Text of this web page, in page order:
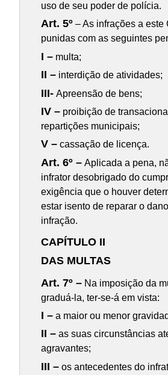
uso de seu poder de polícia.
Art. 5º – As infrações a este
punidas com as seguintes
I – multa;
II – interdição de atividades;
III- Apreensão de bens;
IV – proibição de
repartições municipais;
V – cassação de licença.
Art. 6º – Aplicada a pena,
infrator desobrigado do
exigência que o houver
estar isento de reparar o
infração.
CAPÍTULO II
DAS MULTAS
Art. 7º – Na imposição da
graduá-la, ter-se-á em vista:
I – a maior ou menor
II – as suas circunstâncias
agravantes;
III – os antecedentes do